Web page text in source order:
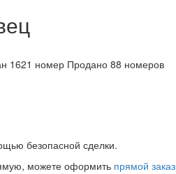
1621 номер Продано 88 номеров
безопасной сделки.
можете оформить прямой заказ